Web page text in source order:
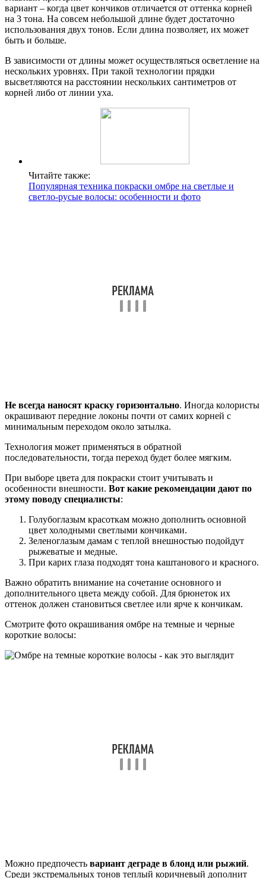
вариант – когда цвет кончиков отличается от оттенка корней
на 3 тона. На совсем небольшой длине будет достаточно
использования двух тонов. Если длина позволяет, их может
быть и больше.
В зависимости от длины может осуществляться осветление на
нескольких уровнях. При такой технологии прядки
высветляются на расстоянии нескольких сантиметров от
корней либо от линии уха.
Читайте также:
Популярная техника покраски омбре на светлые и
светло-русые волосы: особенности и фото
Не всегда наносят краску горизонтально. Иногда колористы
окрашивают передние локоны почти от самих корней с
минимальным переходом около затылка.
Технология может применяться в обратной
последовательности, тогда переход будет более мягким.
При выборе цвета для покраски стоит учитывать и
особенности внешности. Вот какие рекомендации дают по
этому поводу специалисты:
Голубоглазым красоткам можно дополнить основной
цвет холодными светлыми кончиками.
Зеленоглазым дамам с теплой внешностью подойдут
рыжеватые и медные.
При карих глаза подходят тона каштанового и красного.
Важно обратить внимание на сочетание основного и
дополнительного цвета между собой. Для брюнеток их
оттенок должен становиться светлее или ярче к кончикам.
Смотрите фото окрашивания омбре на темные и черные
короткие волосы:
Можно предпочесть вариант деграде в блонд или рыжий.
Среди экстремальных тонов теплый коричневый дополнит